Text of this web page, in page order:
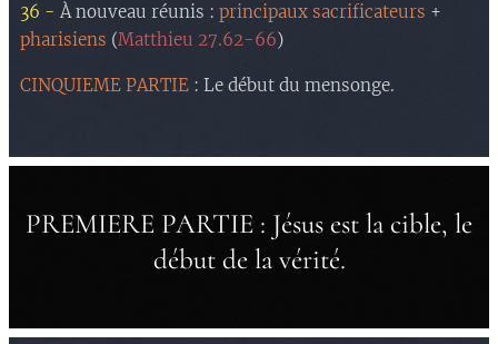
36 - À nouveau réunis : principaux sacrificateurs +
pharisiens (Matthieu 27.62-66)
CINQUIEME PARTIE : Le début du mensonge.
PREMIERE PARTIE : Jésus est la cible, le
début de la vérité.